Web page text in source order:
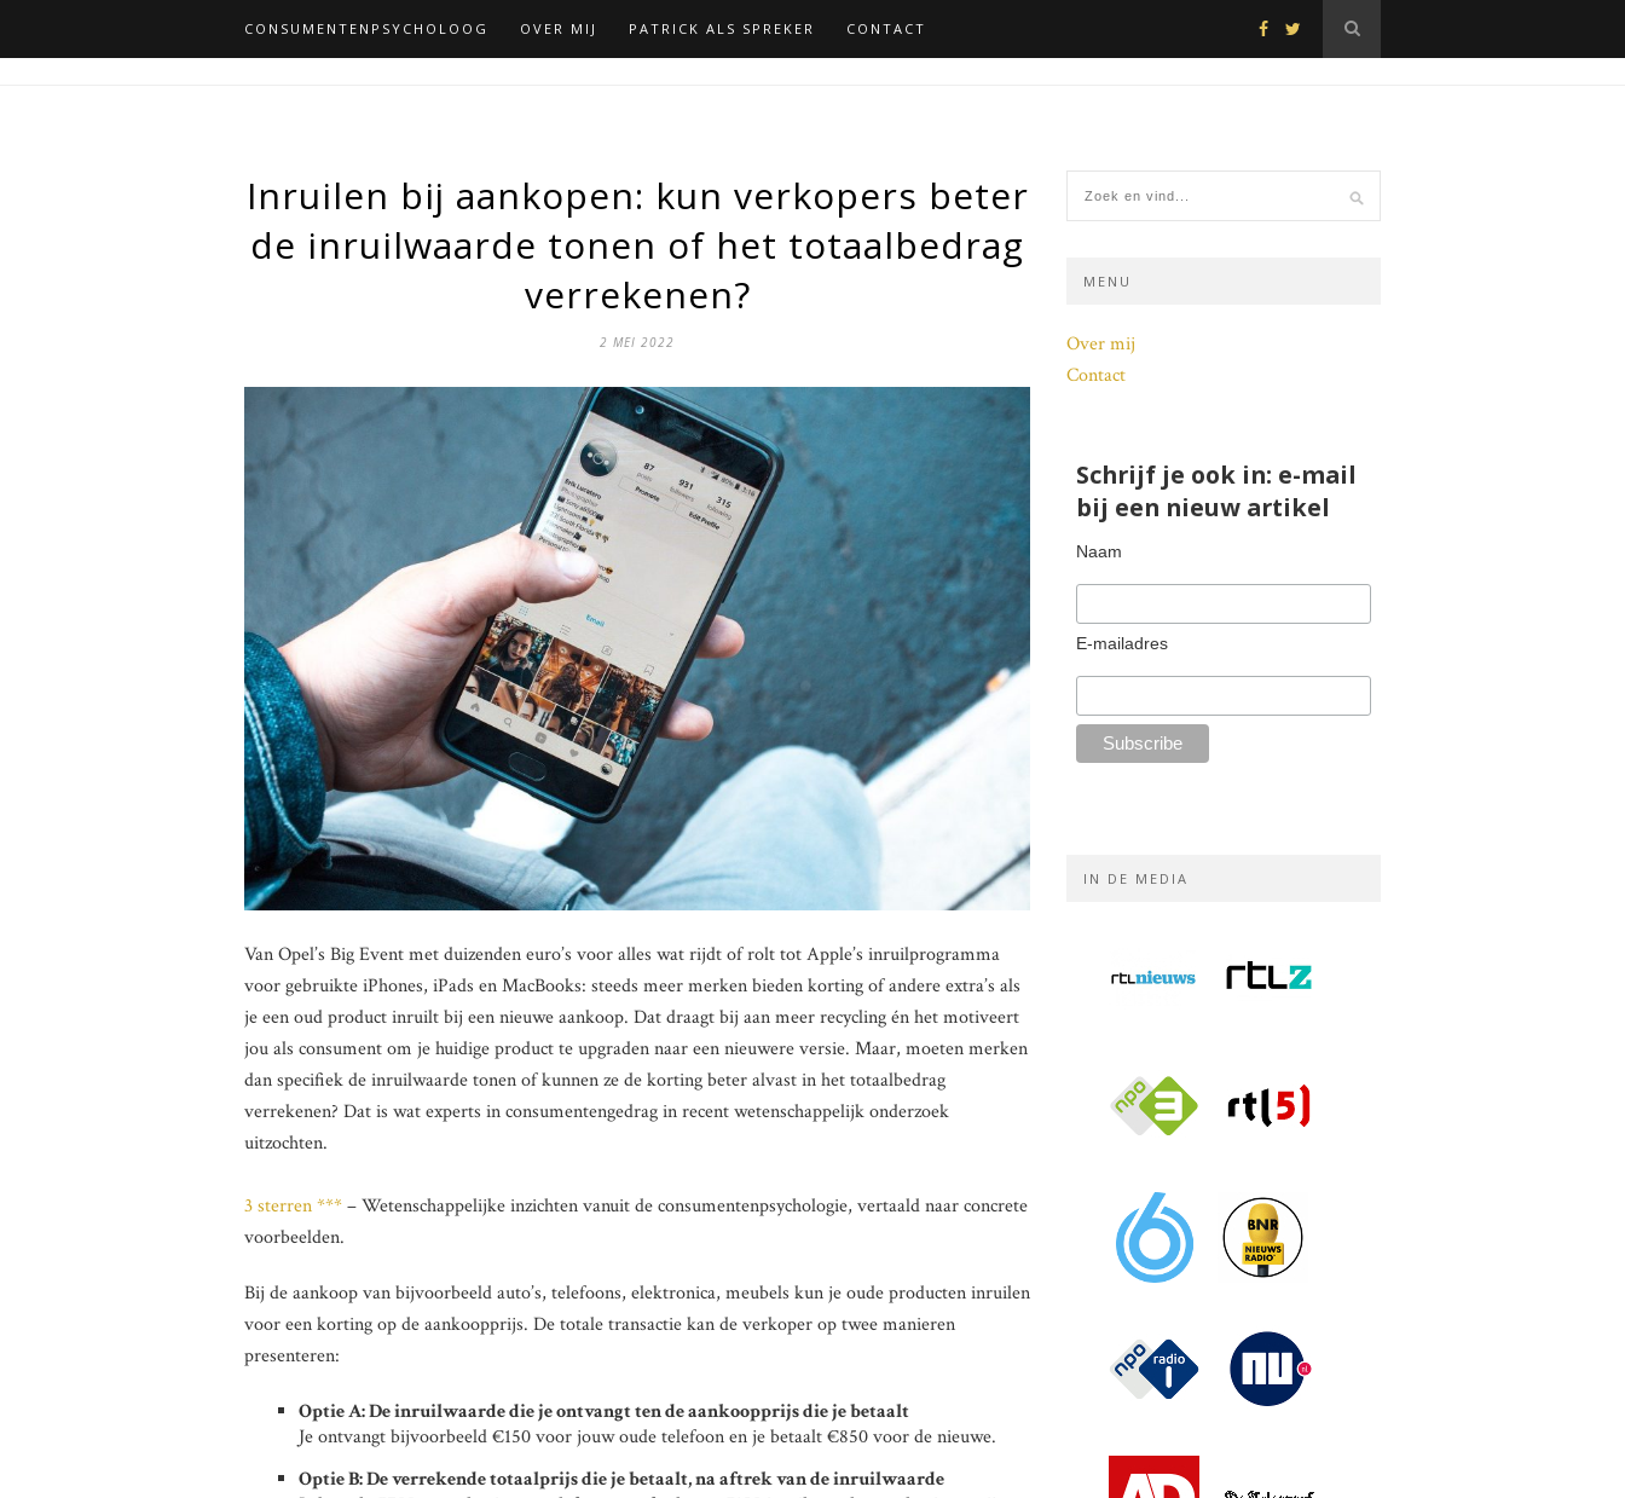
CONSUMENTENPSYCHOLOOG OVER MIJ PATRICK ALS SPREKER CONTACT
Inruilen bij aankopen: kun verkopers beter
de inruilwaarde tonen of het totaalbedrag
verrekenen?
2 MEI 2022
Van Opel’s Big Event met duizenden euro’s voor alles wat rijdt of rolt tot Apple’s inruilprogramma
voor gebruikte iPhones, iPads en MacBooks: steeds meer merken bieden korting of andere extra’s als
je een oud product inruilt bij een nieuwe aankoop. Dat draagt bij aan meer recycling én het motiveert
jou als consument om je huidige product te upgraden naar een nieuwere versie. Maar, moeten merken
dan specifiek de inruilwaarde tonen of kunnen ze de korting beter alvast in het totaalbedrag
verrekenen? Dat is wat experts in consumentengedrag in recent wetenschappelijk onderzoek
uitzochten.
3 sterren ***– Wetenschappelijke inzichten vanuit de consumentenpsychologie, vertaald naar concrete
voorbeelden.
Bij de aankoop van bijvoorbeeld auto’s, telefoons, elektronica, meubels kun je oude producten inruilen
voor een korting op de aankoopprijs. De totale transactie kan de verkoper op twee manieren
presenteren:
Optie A: De inruilwaarde die je ontvangt ten de aankoopprijs die je betaalt
Je ontvangt bijvoorbeeld €150 voor jouw oude telefoon en je betaalt €850 voor de nieuwe.
Optie B: De verrekende totaalprijs die je betaalt, na aftrek van de inruilwaarde
MENU
Over mij
Contact
Schrijf je ook in: e-mail
bij een nieuw artikel
Naam
E-mailadres
IN DE MEDIA